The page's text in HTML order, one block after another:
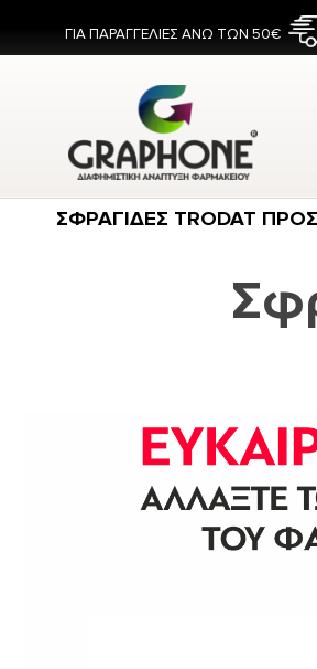
ΓΙΑ ΠΑΡΑΓΓΕΛΙΕΣ ΑΝΩ ΤΩΝ 50€
ΣΦΡΑΓΙΔΕΣ TRODAT